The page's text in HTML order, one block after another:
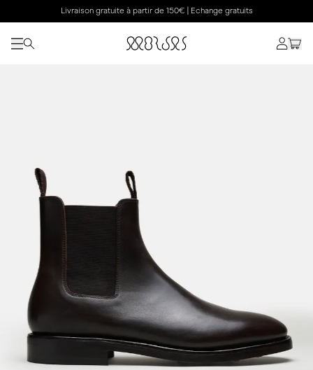
Livraison gratuite à partir de 150€ | Echange gratuits